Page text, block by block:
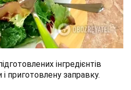
інгредієнтів
приготовлену заправку.